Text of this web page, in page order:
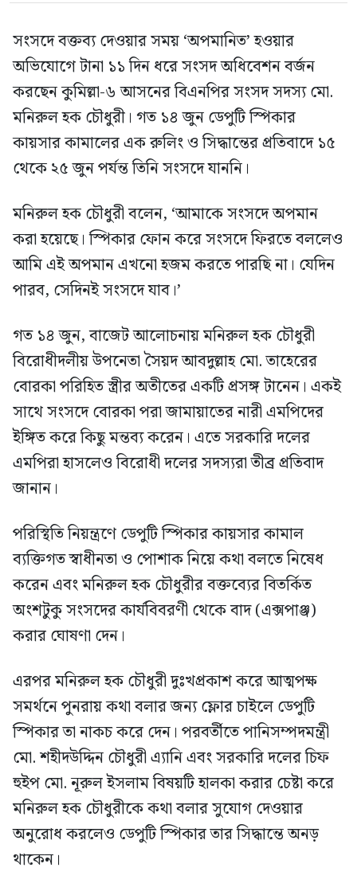
সংসদে বক্তব্য দেওয়ার সময় ‘অপমানিত’ হওয়ার
অভিযোগে টানা ১১ দিন ধরে সংসদ অধিবেশন বর্জন
করছেন কুমিল্লা-৬ আসনের বিএনপির সংসদ সদস্য মো.
মনিরুল হক চৌধুরী। গত ১৪ জুন ডেপুটি স্পিকার
কায়সার কামালের এক রুলিং ও সিদ্ধান্তের প্রতিবাদে ১৫
থেকে ২৫ জুন পর্যন্ত তিনি সংসদে যাননি।
মনিরুল হক চৌধুরী বলেন, ‘আমাকে সংসদে অপমান
করা হয়েছে। স্পিকার ফোন করে সংসদে ফিরতে বললেও
আমি এই অপমান এখনো হজম করতে পারছি না। যেদিন
পারব, সেদিনই সংসদে যাব।’
গত ১৪ জুন, বাজেট আলোচনায় মনিরুল হক চৌধুরী
বিরোধীদলীয় উপনেতা সৈয়দ আবদুল্লাহ মো. তাহেরের
বোরকা পরিহিত স্ত্রীর অতীতের একটি প্রসঙ্গ টানেন। একই
সাথে সংসদে বোরকা পরা জামায়াতের নারী এমপিদের
ইঙ্গিত করে কিছু মন্তব্য করেন। এতে সরকারি দলের
এমপিরা হাসলেও বিরোধী দলের সদস্যরা তীব্র প্রতিবাদ
জানান।
পরিস্থিতি নিয়ন্ত্রণে ডেপুটি স্পিকার কায়সার কামাল
ব্যক্তিগত স্বাধীনতা ও পোশাক নিয়ে কথা বলতে নিষেধ
করেন এবং মনিরুল হক চৌধুরীর বক্তব্যের বিতর্কিত
অংশটুকু সংসদের কার্যবিবরণী থেকে বাদ (এক্সপাঞ্জ)
করার ঘোষণা দেন।
এরপর মনিরুল হক চৌধুরী দুঃখপ্রকাশ করে আত্মপক্ষ
সমর্থনে পুনরায় কথা বলার জন্য ফ্লোর চাইলে ডেপুটি
স্পিকার তা নাকচ করে দেন। পরবর্তীতে পানিসম্পদমন্ত্রী
মো. শহীদউদ্দিন চৌধুরী এ্যানি এবং সরকারি দলের চিফ
হুইপ মো. নূরুল ইসলাম বিষয়টি হালকা করার চেষ্টা করে
মনিরুল হক চৌধুরীকে কথা বলার সুযোগ দেওয়ার
অনুরোধ করলেও ডেপুটি স্পিকার তার সিদ্ধান্তে অনড়
থাকেন।